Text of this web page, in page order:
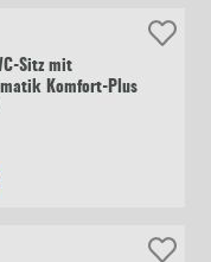
Sitz mit
Komfort-Plus